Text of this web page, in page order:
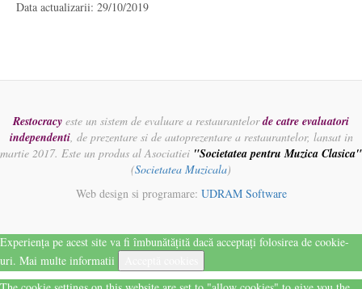
Data actualizarii: 29/10/2019
Restocracy este un sistem de evaluare a restaurantelorde catre evaluatori
independenti, de prezentare si de autoprezentare a restaurantelor, lansat in
martie 2017. Este un produs al Asociatiei "Societatea pentru Muzica Clasica"
(Societatea Muzicala)
Web design si programare: UDRAM Software
Experiența pe acest site va fi îmbunătățită dacă acceptați folosirea de cookie-
uri. Mai multe informatii